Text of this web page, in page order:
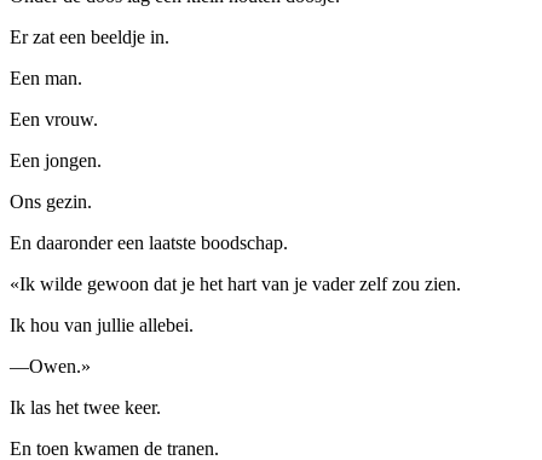
Er zat een beeldje in.
Een man.
Een vrouw.
Een jongen.
Ons gezin.
En daaronder een laatste boodschap.
«Ik wilde gewoon dat je het hart van je vader zelf zou zien.
Ik hou van jullie allebei.
—Owen.»
Ik las het twee keer.
En toen kwamen de tranen.